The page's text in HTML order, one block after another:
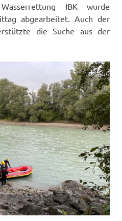
IBK wurde
abgearbeitet. Auch der
die Suche aus der